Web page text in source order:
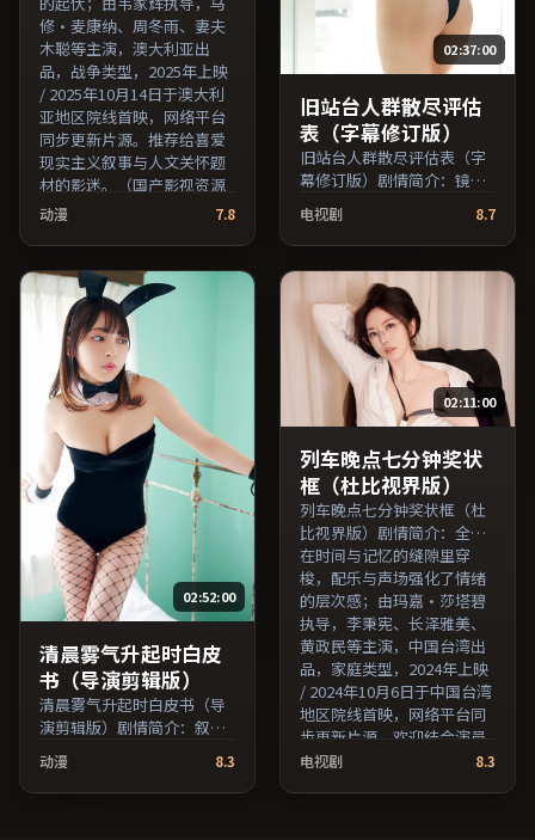
修·麦康纳、周冬雨、妻夫
木聪等主演，澳大利亚出
品，战争类型，2025年上映
/ 2025年10月14日于澳大利
亚地区院线首映，网络平台
同步更新片源。推荐给喜爱
现实主义叙事与人文关怀题
材的影迷。（国产影视资源
大全免费条目索引，支持片
动漫 7.8
02:37:00
旧站台人群散尽评估
表（字幕修订版）
旧站台人群散尽评估表（字
幕修订版）剧情简介：镜头
语言克制而富有张力，剪辑
节奏贴合人物心理的起伏；
由斯皮尔伯格执导，吴京、
妻夫木聪、张译等主演，法
国出品，犯罪类型，2016年
上映 / 2016年5月17日于法国
地区院线首映，网络平台同
步更新片源。推荐给喜爱现
实主义叙事与人文关怀题材
的影迷。（国产影视资源大
全免费条目索引，支持片名
与演员交叉检索。）
电视剧 8.7
02:52:00
清晨雾气升起时白皮
书（导演剪辑版）
清晨雾气升起时白皮书（导
演剪辑版）剧情简介：叙事
在多重视角间切换，场面调
度注重留白与观众想象空
间；由徐克执导，妻夫木
动漫 8.3
02:11:00
列车晚点七分钟奖状
框（杜比视界版）
列车晚点七分钟奖状框（杜
比视界版）剧情简介：全片
在时间与记忆的缝隙里穿
梭，配乐与声场强化了情绪
的层次感；由玛嘉·莎塔碧
执导，李秉宪、长泽雅美、
黄政民等主演，中国台湾出
品，家庭类型，2024年上映
/ 2024年10月6日于中国台湾
地区院线首映，网络平台同
步更新片源。欢迎结合演员
代表作与导演序列作品一并
电视剧 8.3